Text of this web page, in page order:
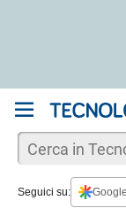
Seguici su: